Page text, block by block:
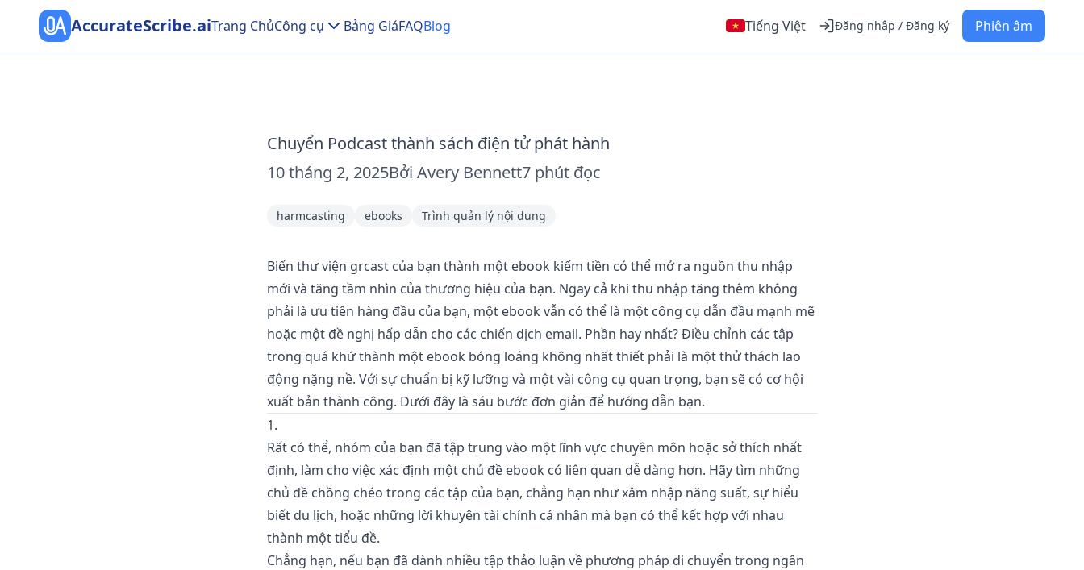
AccurateScribe.aiTrang ChủCông cụ Bảng GiáFAQBlog Tiếng Việt Đăng nhập / Đăng ký Phiên âm
Chuyển Podcast thành sách điện tử phát hành
10 tháng 2, 2025Bởi Avery Bennett7 phút đọc
harmcasting ebooks Trình quản lý nội dung
Biến thư viện grcast của bạn thành một ebook kiếm tiền có thể mở ra nguồn thu nhập
mới và tăng tầm nhìn của thương hiệu của bạn. Ngay cả khi thu nhập tăng thêm không
phải là ưu tiên hàng đầu của bạn, một ebook vẫn có thể là một công cụ dẫn đầu mạnh mẽ
hoặc một đề nghị hấp dẫn cho các chiến dịch email. Phần hay nhất? Điều chỉnh các tập
trong quá khứ thành một ebook bóng loáng không nhất thiết phải là một thử thách lao
động nặng nề. Với sự chuẩn bị kỹ lưỡng và một vài công cụ quan trọng, bạn sẽ có cơ hội
xuất bản thành công. Dưới đây là sáu bước đơn giản để hướng dẫn bạn.
1.
Rất có thể, nhóm của bạn đã tập trung vào một lĩnh vực chuyên môn hoặc sở thích nhất
định, làm cho việc xác định một chủ đề ebook có liên quan dễ dàng hơn. Hãy tìm những
chủ đề chồng chéo trong các tập của bạn, chẳng hạn như xâm nhập năng suất, sự hiểu
biết du lịch, hoặc những lời khuyên tài chính cá nhân mà bạn có thể kết hợp với nhau
thành một tiểu đề.
Chẳng hạn, nếu bạn đã dành nhiều tập thảo luận về phương pháp di chuyển trong ngân